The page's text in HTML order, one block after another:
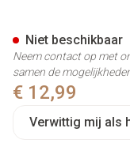
€ 12,99
Verwittig mij als
Niet beschikbaar
Neem contact op met
samen de